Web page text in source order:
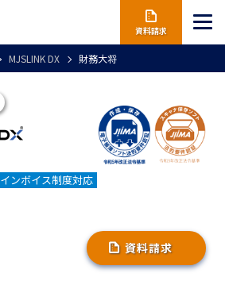
資料請求
MJSLINK DX 財務大将
インボイス制度対応
資料請求